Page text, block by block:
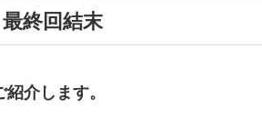
終回結末
紹介します。